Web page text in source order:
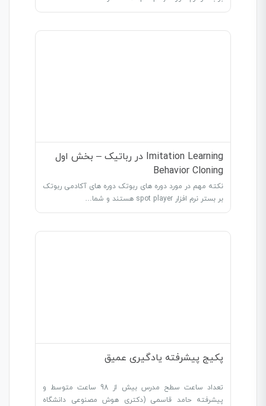
Imitation Learning در رباتیک – بخش اول
Behavior Cloning
نکته مهم در مورد دوره های ربوتک دوره های آکادمی ربوتک
بر بستر نرم افزار spot player هستند و شما…
پکیج پیشرفته یادگیری عمیق
تعداد ساعت سطح مدرس بیش از 98 ساعت متوسط و
پیشرفته حامد قاسمی (دکتری هوش مصنوعی دانشگاه